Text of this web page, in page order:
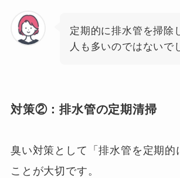
定期的に排水管を掃除
人も多いのではないで
対策②：排水管の定期清掃
臭い対策として「排水管を定期的
ことが大切です。